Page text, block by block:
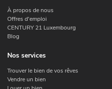
À propos de nous
Offres d'emploi
CENTURY 21 Luxembourg
Blog
Nos services
Trouver le bien de vos rêves
Vendre un bien